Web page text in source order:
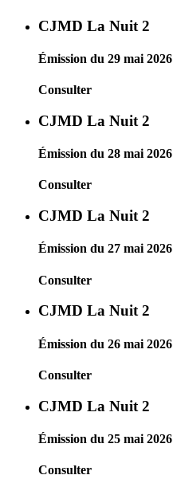
CJMD La Nuit 2
Émission du 29 mai 2026
Consulter
CJMD La Nuit 2
Émission du 28 mai 2026
Consulter
CJMD La Nuit 2
Émission du 27 mai 2026
Consulter
CJMD La Nuit 2
Émission du 26 mai 2026
Consulter
CJMD La Nuit 2
Émission du 25 mai 2026
Consulter